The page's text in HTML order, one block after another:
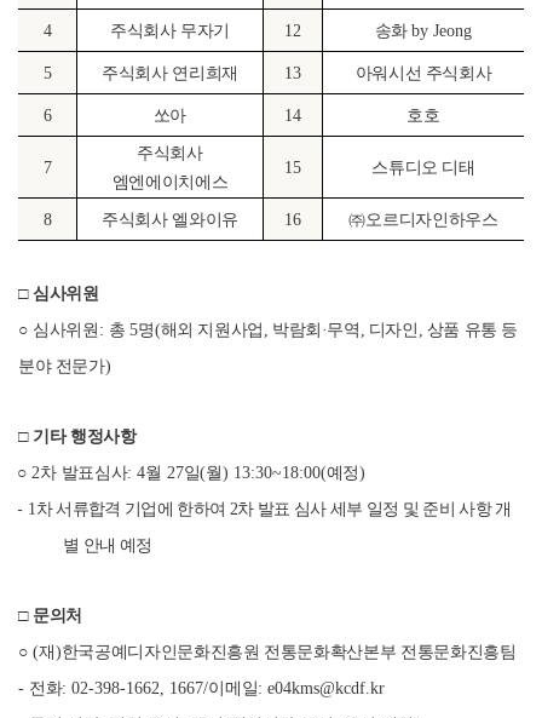
4 주식회사 무자기 12 송화by Jeong
5 주식회사 연리희재 13 아워시선 주식회사
6 쏘아 14 호호
7
주식회사
엠엔에이치에스
15 스튜디오 디태
8 주식회사 엘와이유 16 ㈜오르디자인하우스
□ 심사위원
○ 심사위원 : 총 5명(해외 지원사업 , 박람회 ·무역 , 디자인 , 상품 유통 등
분야 전문가)
□ 기타 행정사항
○2차 발표심사: 4월 27일(월) 13:30~18:00(예정)
- 1차 서류합격 기업에 한하여 2차 발표 심사 세부 일정 및 준비 사항 개
별 안내 예정
□ 문의처
○ (재 )한국공예디자인문화진흥원 전통문화확산본부 전통문화진흥팀
- 전화: 02-398-1662, 1667/이메일: e04kms@kcdf.kr